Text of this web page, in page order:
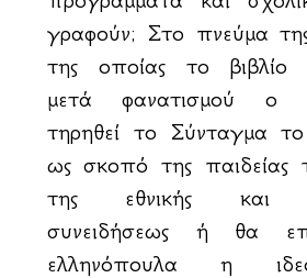
γραφούν; Στο πνεύμα
της οποίας το βιβλίο
μετά φανατισμού ο
τηρηθεί το Σύνταγμα το
ως σκοπό της παιδείας
της εθνικής και
συνειδήσεως ή θα
ελληνόπουλα η